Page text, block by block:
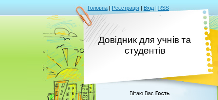
Головна | Реєстрація | Вхід | RSS
Довідник для учнів та
студентів
Вітаю Вас Гость